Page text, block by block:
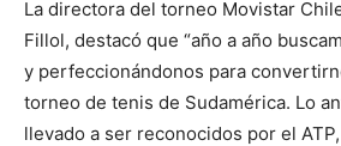
La directora del torneo Movistar
Fillol, destacó que “año a año
y perfeccionándonos para
torneo de tenis de Sudamérica. Lo
llevado a ser reconocidos por el